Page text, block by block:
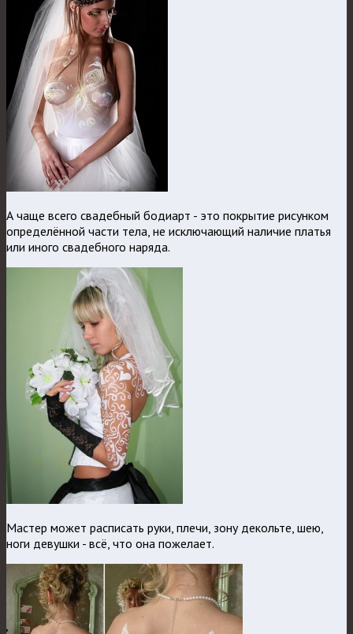
А чаще всего свадебный бодиарт - это покрытие рисунком
определённой части тела, не исключающий наличие платья
или иного свадебного наряда.
Мастер может расписать руки, плечи, зону декольте, шею,
ноги девушки - всё, что она пожелает.